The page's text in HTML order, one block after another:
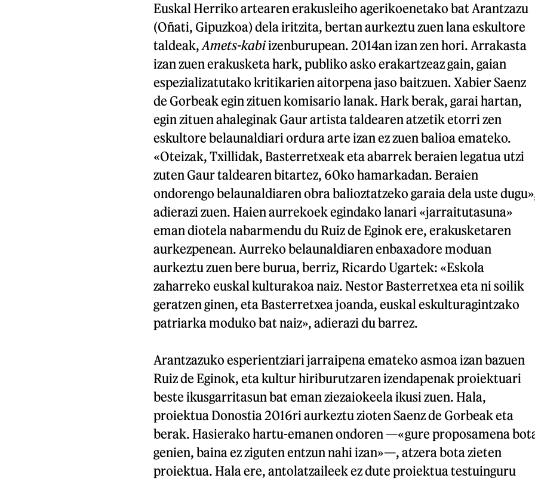
Euskal Herriko artearen erakusleiho agerikoenetako bat Arantzazu
(Oñati, Gipuzkoa) dela iritzita, bertan aurkeztu zuen lana eskultore
taldeak, Amets-kabiizenburupean. 2014an izan zen hori. Arrakasta
izan zuen erakusketa hark, publiko asko erakartzeaz gain, gaian
espezializatutako kritikarien aitorpena jaso baitzuen. Xabier Saenz
de Gorbeak egin zituen komisario lanak. Hark berak, garai hartan,
egin zituen ahaleginak Gaur artista taldearen atzetik etorri zen
eskultore belaunaldiari ordura arte izan ez zuen balioa emateko.
«Oteizak, Txillidak, Basterretxeak eta abarrek beraien legatua utzi
zuten Gaur taldearen bitartez, 60ko hamarkadan. Beraien
ondorengo belaunaldiaren obra balioztatzeko garaia dela uste
adierazi zuen. Haien aurrekoek egindako lanari «jarraitutasuna»
eman diotela nabarmendu du Ruiz de Eginok ere, erakusketaren
aurkezpenean. Aurreko belaunaldiaren enbaxadore moduan
aurkeztu zuen bere burua, berriz, Ricardo Ugartek: «Eskola
zaharreko euskal kulturakoa naiz. Nestor Basterretxea eta ni soilik
geratzen ginen, eta Basterretxea joanda, euskal eskulturagintzako
patriarka moduko bat naiz», adierazi du barrez.
Arantzazuko esperientziari jarraipena emateko asmoa izan bazuen
Ruiz de Eginok, eta kultur hiriburutzaren izendapenak proiektuari
beste ikusgarritasun bat eman ziezaiokeela ikusi zuen. Hala,
proiektua Donostia 2016ri aurkeztu zioten Saenz de Gorbeak eta
berak. Hasierako hartu-emanen ondoren —«gure proposamena
genien, baina ez ziguten entzun nahi izan»—, atzera bota zieten
proiektua. Hala ere, antolatzaileek ez dute proiektua testuinguru